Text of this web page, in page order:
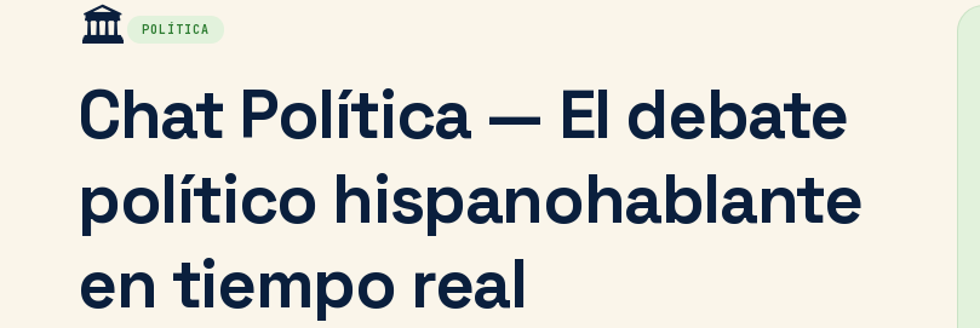
🏛️ POLÍTICA
Chat Política — El debate
político hispanohablante
en tiempo real